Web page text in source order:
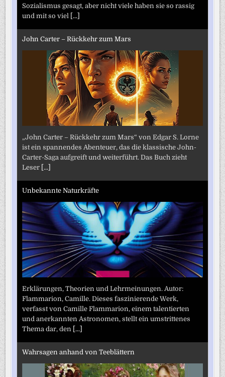
Sozialismus gesagt, aber nicht viele haben sie so rassig
und mit so viel [...]
John Carter – Rückkehr zum Mars
„John Carter – Rückkehr zum Mars“ von Edgar S. Lorne
ist ein spannendes Abenteuer, das die klassische John-
Carter-Saga aufgreift und weiterführt. Das Buch zieht
Leser [...]
Unbekannte Naturkräfte
Erklärungen, Theorien und Lehrmeinungen. Autor:
Flammarion, Camille. Dieses faszinierende Werk,
verfasst von Camille Flammarion, einem talentierten
und anerkannten Astronomen, stellt ein umstrittenes
Thema dar, den [...]
Wahrsagen anhand von Teeblättern